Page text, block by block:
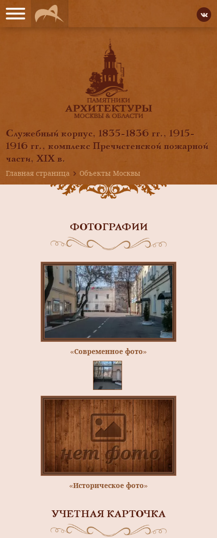
Служебный корпус, 1835-1836 гг., 1915-
1916 гг., комплекс Пречистенской пожарной
части, XIX в.
Главная страница
Объекты Москвы
ФОТОГРАФИИ
«Современное фото»
«Историческое фото»
УЧЕТНАЯ КАРТОЧКА